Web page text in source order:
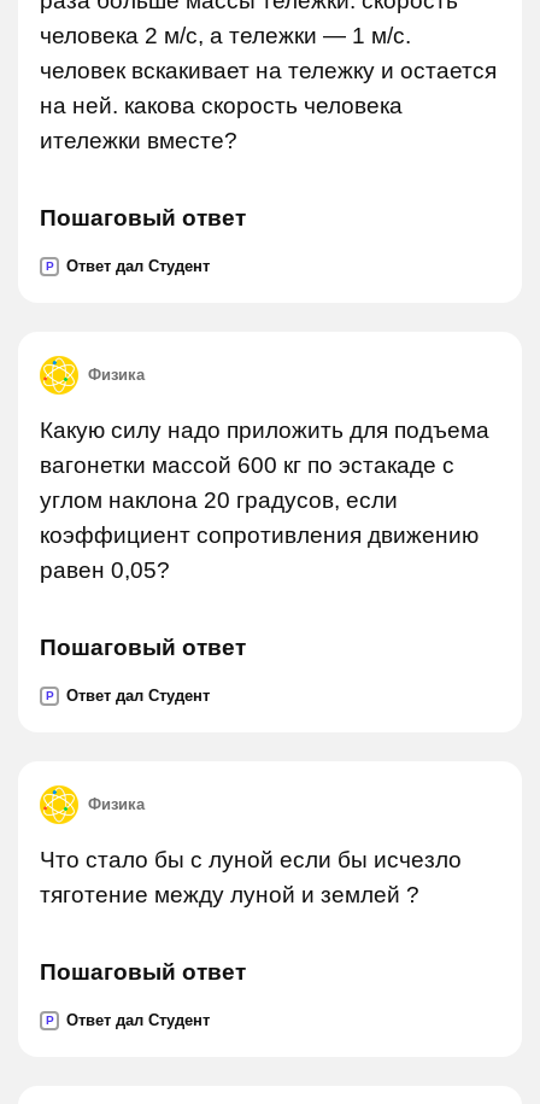
человека 2 м/c, а тележки — 1 м/c.
человек вскакивает на тележку и остается
на ней. какова скорость человека
итележки вместе?
Пошаговый ответ
P Ответ дал Студент
Физика
Какую силу надо приложить для подъема
вагонетки массой 600 кг по эстакаде с
углом наклона 20 градусов, если
коэффициент сопротивления движению
равен 0,05?
Пошаговый ответ
P Ответ дал Студент
Физика
Что стало бы с луной если бы исчезло
тяготение между луной и землей ?
Пошаговый ответ
P Ответ дал Студент